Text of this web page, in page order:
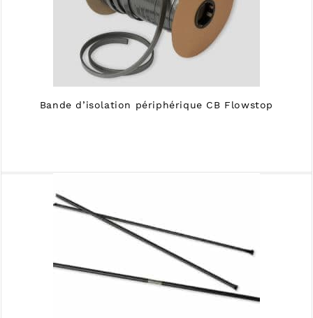
Bande d’isolation périphérique CB Flowstop